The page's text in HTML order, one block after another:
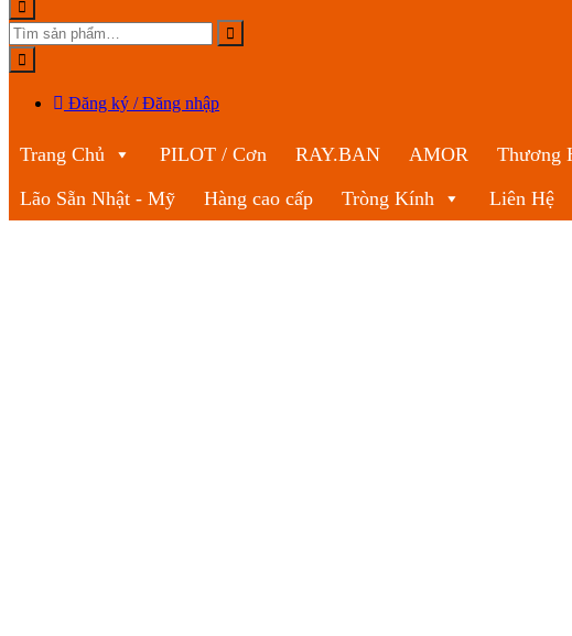
Đăng ký / Đăng nhập
Trang Chủ PILOT / Cơn RAY.BAN AMOR Thương
Lão Sẵn Nhật - Mỹ
Hàng cao cấp Tròng Kính Liên Hệ